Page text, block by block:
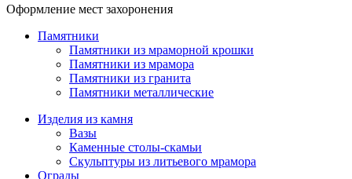
Оформление мест захоронения
Памятники
Памятники из мраморной крошки
Памятники из мрамора
Памятники из гранита
Памятники металлические
Изделия из камня
Вазы
Каменные столы-скамьи
Скульптуры из литьевого мрамора
Ограды